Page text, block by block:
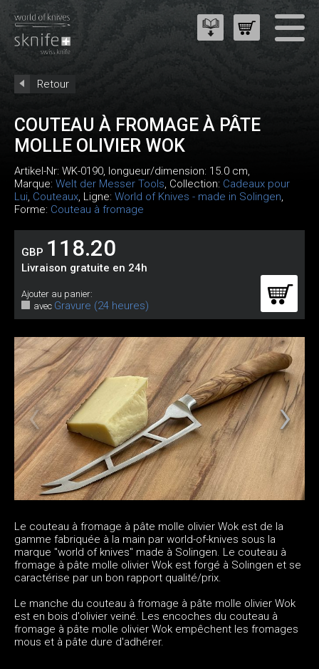
Retour
COUTEAU À FROMAGE À PÂTE
MOLLE OLIVIER WOK
Artikel-Nr: WK-0190, longueur/dimension: 15.0 cm,
Marque: Welt der Messer Tools, Collection: Cadeaux pour
Lui, Couteaux, Ligne: World of Knives - made in Solingen,
Forme: Couteau à fromage
GBP 118.20
Livraison gratuite en 24h
Ajouter au panier:
avec Gravure (24 heures)
Le couteau à fromage à pâte molle olivier Wok est de la
gamme fabriquée à la main par world-of-knives sous la
marque "world of knives" made à Solingen. Le couteau à
fromage à pâte molle olivier Wok est forgé à Solingen et se
caractérise par un bon rapport qualité/prix.
Le manche du couteau à fromage à pâte molle olivier Wok
est en bois d'olivier veiné. Les encoches du couteau à
fromage à pâte molle olivier Wok empêchent les fromages
mous et à pâte dure d'adhérer.